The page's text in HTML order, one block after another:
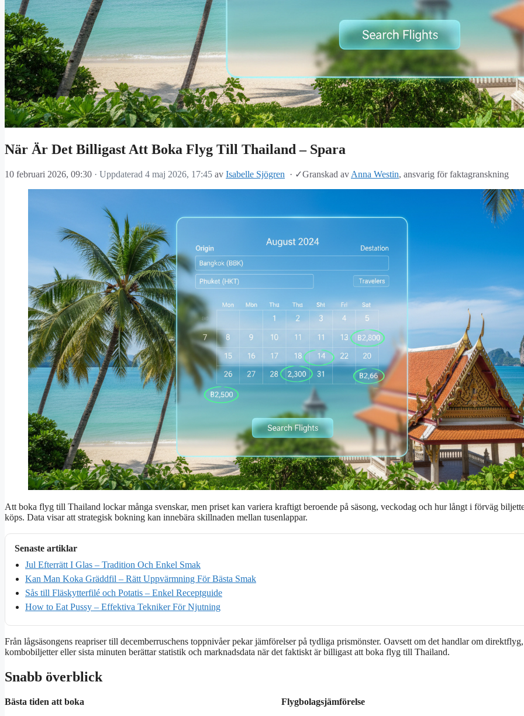
När Är Det Billigast Att Boka Flyg Till Thailand – Spara
10 februari 2026, 09:30 · Uppdaterad 4 maj 2026, 17:45 av Isabelle Sjögren · ✓Granskad avAnna Westin, ansvarig för faktagranskning
Att boka flyg till Thailand lockar många svenskar, men priset kan variera kraftigt beroende på säsong, veckodag och hur långt i förväg
köps. Data visar att strategisk bokning kan innebära skillnaden mellan tusenlappar.
Senaste artiklar
Jul Efterrätt I Glas – Tradition Och Enkel Smak
Kan Man Koka Gräddfil – Rätt Uppvärmning För Bästa Smak
Sås till Fläskytterfilé och Potatis – Enkel Receptguide
How to Eat Pussy – Effektiva Tekniker För Njutning
Från lågsäsongens reapriser till decemberruschens toppnivåer pekar jämförelser på tydliga prismönster. Oavsett om det handlar om direktflyg,
kombobiljetter eller sista minuten berättar statistik och marknadsdata när det faktiskt är billigast att boka flyg till Thailand.
Snabb överblick
Bästa tiden att boka
Flygbolagsjämförelse